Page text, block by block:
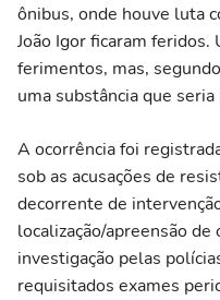
ônibus, onde houve luta
João Igor ficaram
ferimentos, mas,
uma substância que seria
A ocorrência foi
sob as acusações de
decorrente de
localização/apreensão
investigação pelas
requisitados exames